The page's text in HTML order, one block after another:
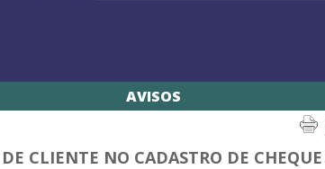
AVISOS
CLIENTE NO CADASTRO DE CHEQUE